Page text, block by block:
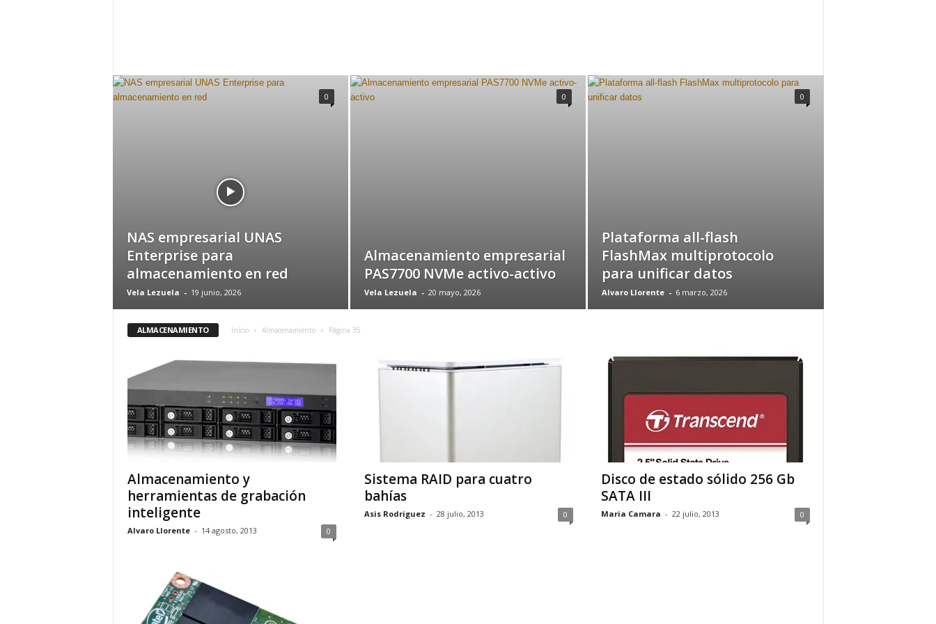
o
m
NAS empresarial UNAS
Enterprise para
almacenamiento en red
Vela Lezuela - 19 junio, 2026
0
Almacenamiento empresarial
PAS7700 NVMe activo-activo
Vela Lezuela - 20 mayo, 2026
0
Plataforma all-flash
FlashMax multiprotocolo
para unificar datos
Alvaro Llorente - 6 marzo, 2026
0
ALMACENAMIENTO Inicio Almacenamiento Página 35
Almacenamiento y
herramientas de grabación
inteligente
Alvaro Llorente - 14 agosto, 2013 0
Sistema RAID para cuatro
bahías
Asis Rodriguez - 28 julio, 2013 0
Disco de estado sólido 256 Gb
SATA III
Maria Camara - 22 julio, 2013 0